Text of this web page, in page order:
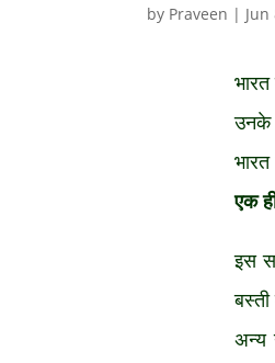
by Praveen | Jun
उनके
एक
इस
अन्य